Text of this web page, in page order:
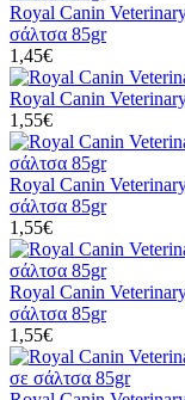
Royal Canin
σάλτσα 85gr
1,45€
Royal Canin
1,55€
Royal Canin
σάλτσα 85gr
1,55€
Royal Canin
σάλτσα 85gr
1,55€